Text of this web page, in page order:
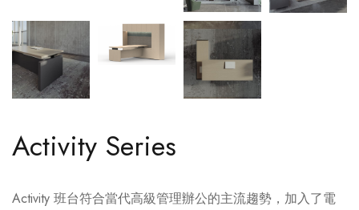
Activity Series
Activity 班台符合當代高級管理辦公的主流趨勢，加入了電